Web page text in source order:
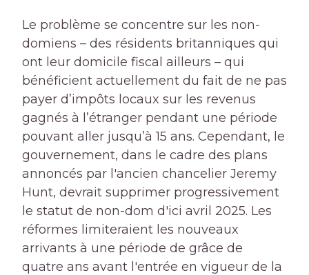
Le problème se concentre sur les non-
domiens – des résidents britanniques qui
ont leur domicile fiscal ailleurs – qui
bénéficient actuellement du fait de ne pas
payer d’impôts locaux sur les revenus
gagnés à l’étranger pendant une période
pouvant aller jusqu’à 15 ans. Cependant, le
gouvernement, dans le cadre des plans
annoncés par l'ancien chancelier Jeremy
Hunt, devrait supprimer progressivement
le statut de non-dom d'ici avril 2025. Les
réformes limiteraient les nouveaux
arrivants à une période de grâce de
quatre ans avant l'entrée en vigueur de la